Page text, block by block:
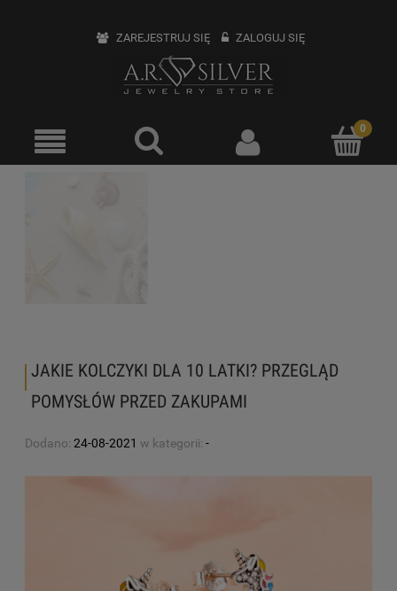
ZAREJESTRUJ SIĘ ZALOGUJ SIĘ
JAKIE KOLCZYKI DLA 10 LATKI? PRZEGLĄD
POMYSŁÓW PRZED ZAKUPAMI
Dodano: 24-08-2021 w kategorii: -